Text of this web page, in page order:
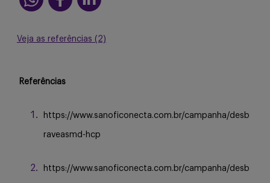
Veja as referências (2)
Referências
https://www.sanoficonecta.com.br/campanha/desb
raveasmd-hcp
https://www.sanoficonecta.com.br/campanha/desb